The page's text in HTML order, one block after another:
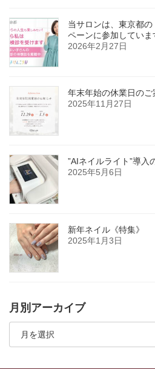
当サロンは、東京都
ペーンに参加していま
2026年2月27日
年末年始の休業日のご
2025年11月27日
”AIネイルライト”導入
2025年5月6日
新年ネイル《特集》
2025年1月3日
月別アーカイブ
月